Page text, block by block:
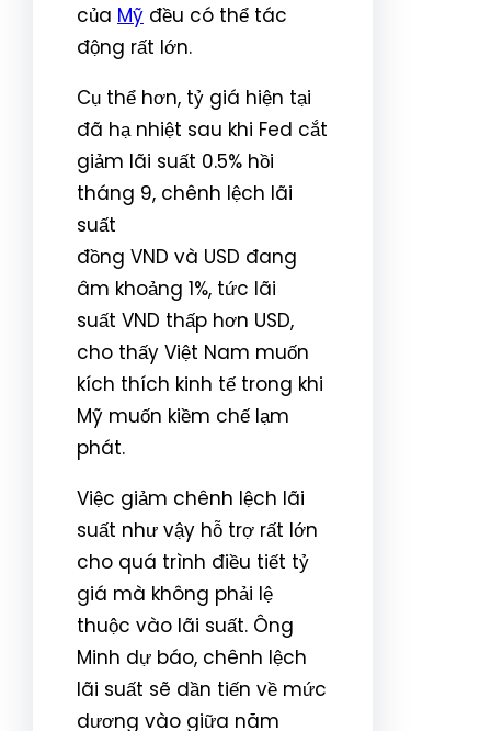
của Mỹ đều có thể tác
động rất lớn.
Cụ thể hơn, tỷ giá hiện tại
đã hạ nhiệt sau khi Fed cắt
giảm lãi suất 0.5% hồi
tháng 9, chênh lệch lãi
suất
đồng VND và USD đang
âm khoảng 1%, tức lãi
suất VND thấp hơn USD,
cho thấy Việt Nam muốn
kích thích kinh tế trong khi
Mỹ muốn kiềm chế lạm
phát.
Việc giảm chênh lệch lãi
suất như vậy hỗ trợ rất lớn
cho quá trình điều tiết tỷ
giá mà không phải lệ
thuộc vào lãi suất. Ông
Minh dự báo, chênh lệch
lãi suất sẽ dần tiến về mức
dương vào giữa năm